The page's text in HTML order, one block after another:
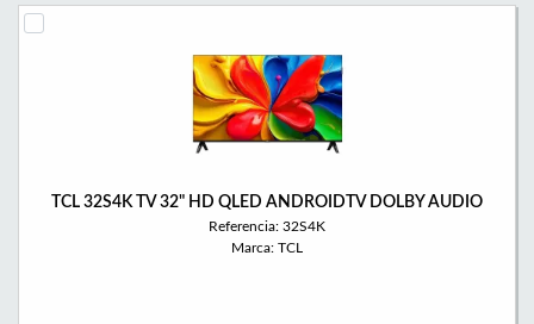
TCL 32S4K TV 32" HD QLED ANDROIDTV DOLBY AUDIO
Referencia: 32S4K
Marca: TCL